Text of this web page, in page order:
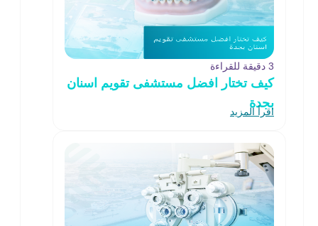
3 دقيقة للقراءة
كيف تختار افضل مستشفى تقويم اسنان
بجدة
اقرأ المزيد